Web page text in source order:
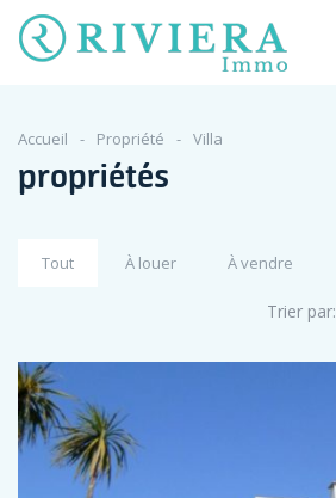
Accueil Propriété Villa
propriétés
Tout À louer À vendre
Trier par: